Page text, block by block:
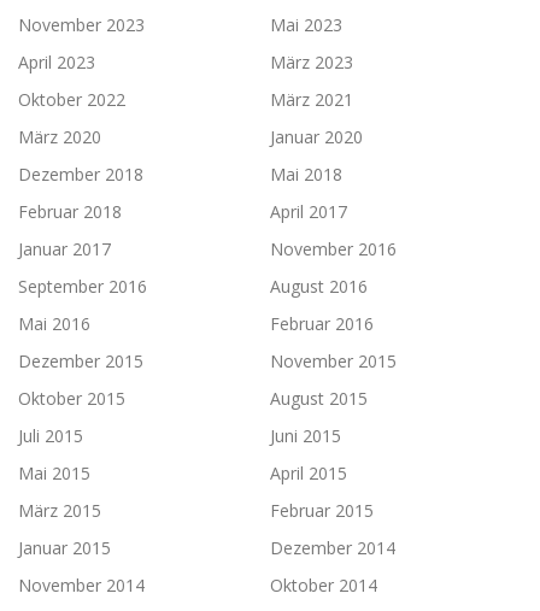
November 2023
Mai 2023
April 2023
März 2023
Oktober 2022
März 2021
März 2020
Januar 2020
Dezember 2018
Mai 2018
Februar 2018
April 2017
Januar 2017
November 2016
September 2016
August 2016
Mai 2016
Februar 2016
Dezember 2015
November 2015
Oktober 2015
August 2015
Juli 2015
Juni 2015
Mai 2015
April 2015
März 2015
Februar 2015
Januar 2015
Dezember 2014
November 2014
Oktober 2014